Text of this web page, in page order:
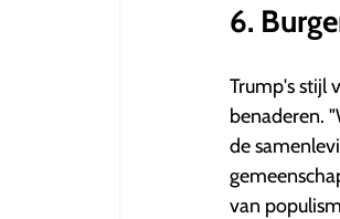
6.
Trump's stijl
benaderen.
de
van